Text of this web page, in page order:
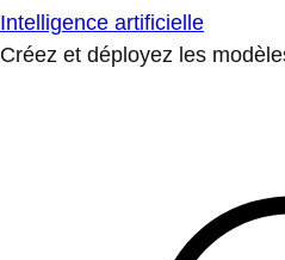
Intelligence artificielle
Créez et déployez les